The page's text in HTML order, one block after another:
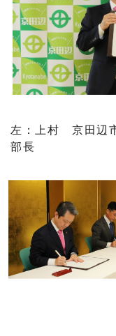
左：上村 京田
部長